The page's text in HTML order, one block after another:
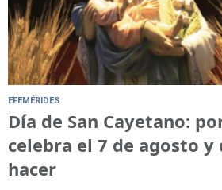
EFEMÉRIDES
Día de San Cayetano:
celebra el 7 de agosto y
hacer